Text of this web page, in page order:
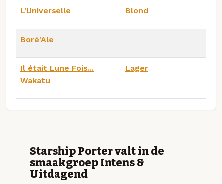
L'Universelle Blond
Boré'Ale
Il était Lune Fois...
Wakatu
Lager
Starship Porter valt in de
smaakgroep Intens &
Uitdagend